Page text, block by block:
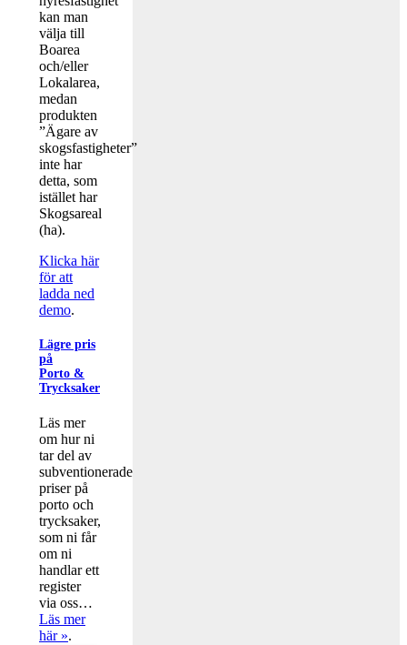
kan man
välja till
Boarea
och/eller
Lokalarea,
medan
produkten
”Ägare av
skogsfastigheter”
inte har
detta, som
istället har
Skogsareal
(ha).
Klicka här
för att
ladda ned
demo.
Lägre pris
på
Porto &
Trycksaker
Läs mer
om hur ni
tar del av
subventionerade
priser på
porto och
trycksaker,
som ni får
om ni
handlar ett
register
via oss…
Läs mer
här ».